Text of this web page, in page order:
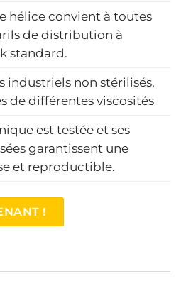
hélice convient à toutes
de distribution à
standard.
industriels non stérilisés,
de différentes viscosités
est testée et ses
garantissent une
et reproductible.
!